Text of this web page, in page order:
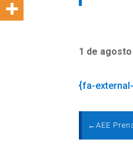
1 de agosto
{fa-
←AEE